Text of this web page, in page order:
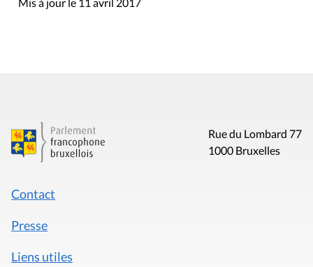
Rue du Lombard 77
1000 Bruxelles
Contact
Presse
Liens utiles